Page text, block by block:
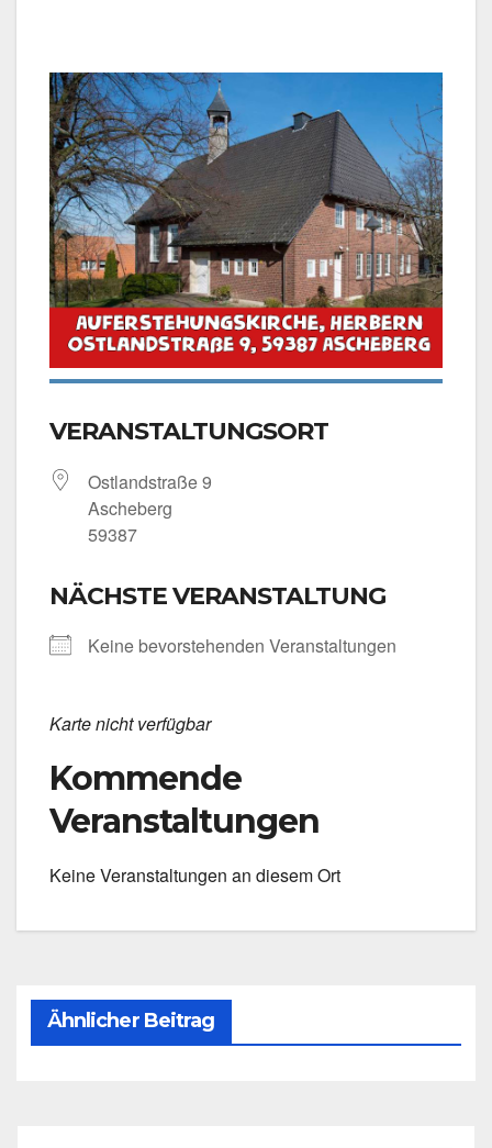
VERANSTALTUNGSORT
Ost­land­stra­ße 9
Asche­berg
59387
NÄCHSTE VERANSTALTUNG
Kei­ne bevor­ste­hen­den Ver­an­stal­tun­gen
Kar­te nicht ver­füg­bar
Kommende
Veranstaltungen
Kei­ne Ver­an­stal­tun­gen an die­sem Ort
Ähnlicher Beitrag